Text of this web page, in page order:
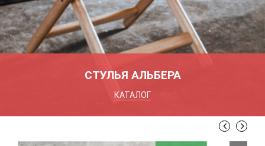
СТУЛЬЯ АЛЬБЕРА
КАТАЛОГ